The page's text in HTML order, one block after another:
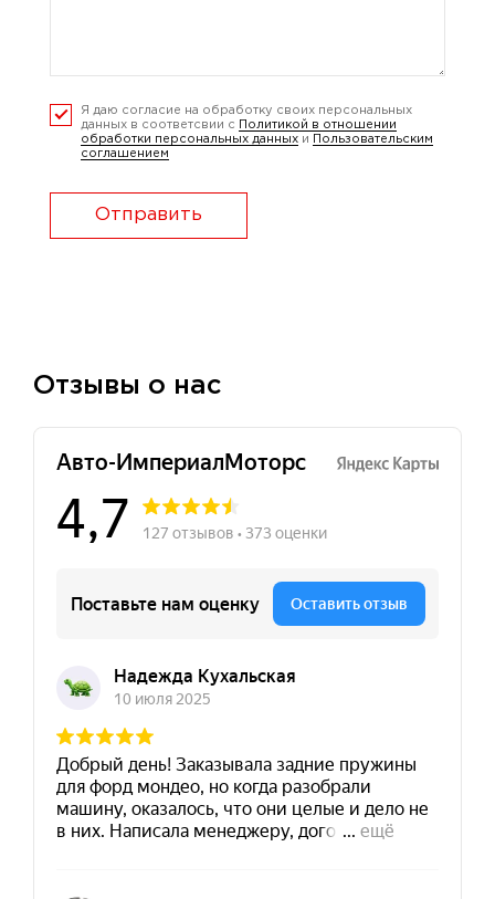
Я даю согласие на обработку своих персональных
данных в соответсвии с
Политикой в отношении
обработки персональных данных и
Пользовательским
соглашением
Отправить
Отзывы о нас